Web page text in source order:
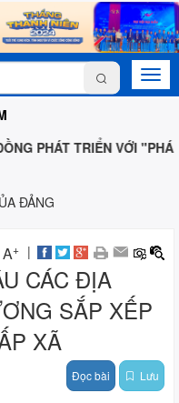
PHÁT TRIỂN VỚI "PHÁ
ĐẢNG
A+ |
CÁC ĐỊA
SẮP XẾP
XÃ
Đọc bài Lưu